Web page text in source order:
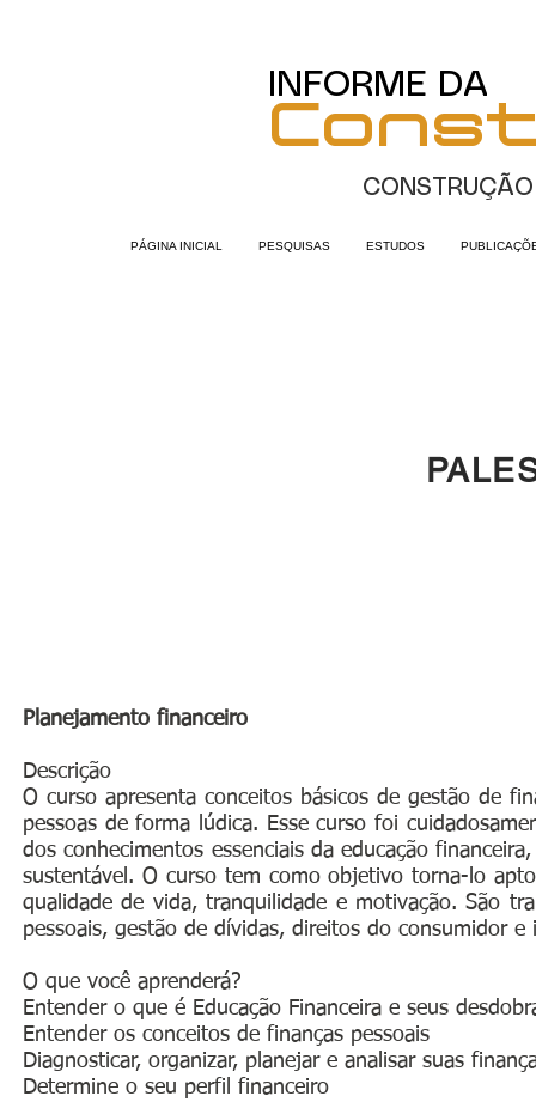
INFORME DA
PÁGINA INICIAL PESQUISAS ESTUDOS
Planejamento financeiro
Descrição
O curso apresenta conceitos básicos de gestão de
pessoas de forma lúdica. Esse curso foi
dos conhecimentos essenciais da educação
sustentável. O curso tem como objetivo torna-lo
qualidade de vida, tranquilidade e motivação. São
pessoais, gestão de dívidas, direitos do consumidor e
O que você aprenderá?
Entender o que é Educação Financeira e seus
Entender os conceitos de finanças pessoais
Diagnosticar, organizar, planejar e analisar suas
Determine o seu perfil financeiro